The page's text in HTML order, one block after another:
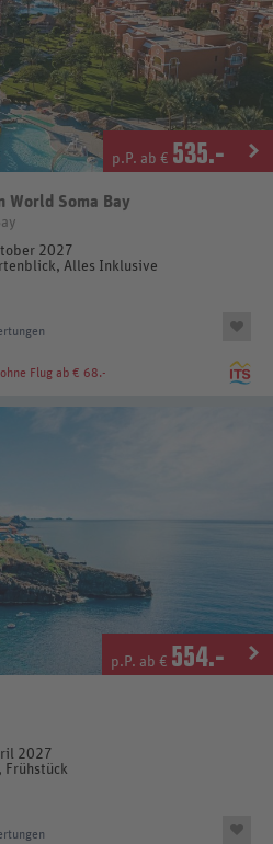
p.P. ab € 535.-
World Soma Bay
2027
Alles Inklusive
ohne Flug ab € 68.-
p.P. ab € 554.-
2027
Frühstück